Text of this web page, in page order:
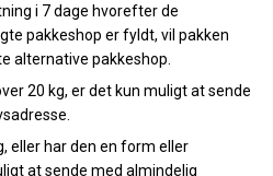
i 7 dage hvorefter de
pakkeshop er fyldt, vil pakken
alternative pakkeshop.
20 kg, er det kun muligt at sende
eller har den en form eller
at sende med almindelig